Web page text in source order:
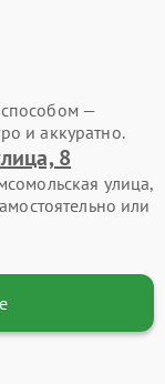
—
и аккуратно.
8
улица,
или